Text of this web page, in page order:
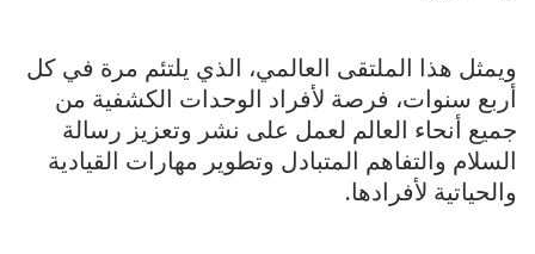
ويمثل هذا الملتقى العالمي، الذي يلتئم مرة في كل
أربع سنوات، فرصة لأفراد الوحدات الكشفية من
جميع أنحاء العالم لعمل على نشر وتعزيز رسالة
السلام والتفاهم المتبادل وتطوير مهارات القيادية
والحياتية لأفرادها.